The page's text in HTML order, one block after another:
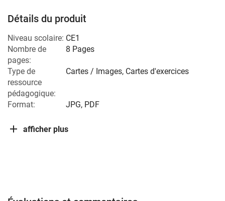
Détails du produit
Niveau scolaire: CE1
Nombre de
pages:
8 Pages
Type de
ressource
pédagogique:
Cartes / Images, Cartes d'exercices
Format: JPG, PDF
afficher plus